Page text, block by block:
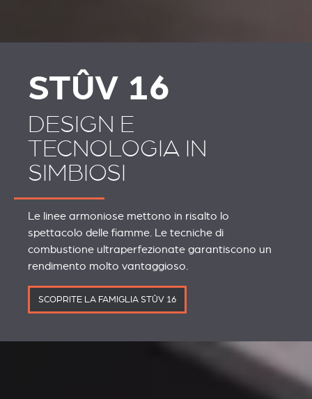
STÛV 16
DESIGN E
TECNOLOGIA IN
SIMBIOSI
Le linee armoniose mettono in risalto lo
spettacolo delle fiamme. Le tecniche di
combustione ultraperfezionate garantiscono un
rendimento molto vantaggioso.
SCOPRITE LA FAMIGLIA STÛV 16